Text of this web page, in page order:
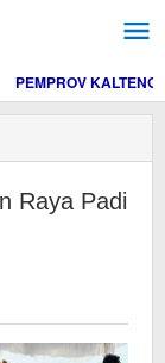
PEMPROV KALTENG
Raya Padi